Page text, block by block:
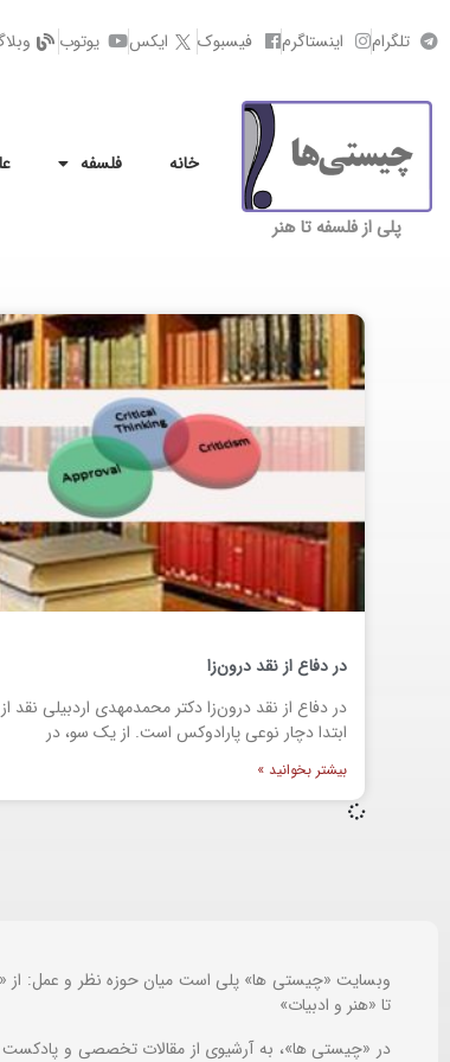
تلگرام اینستاگرم فیسبوک ایکس یوتوب
پلی از فلسفه تا هنر
خانه فلسفه
در دفاع از نقد درون‌زا
در دفاع از نقد درون‌زا دکتر محمدمهدی اردبیلی نقد
ابتدا دچار نوعی پارادوکس است. از یک سو، در
بیشتر بخوانید »
وبسایت «چیستی ها» پلی است میان حوزه نظر و عمل: از
تا «هنر و ادبیات»
در «چیستی ها»، به آرشیوی از مقالات تخصصی و پادکست